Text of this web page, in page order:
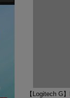
【Logitech G